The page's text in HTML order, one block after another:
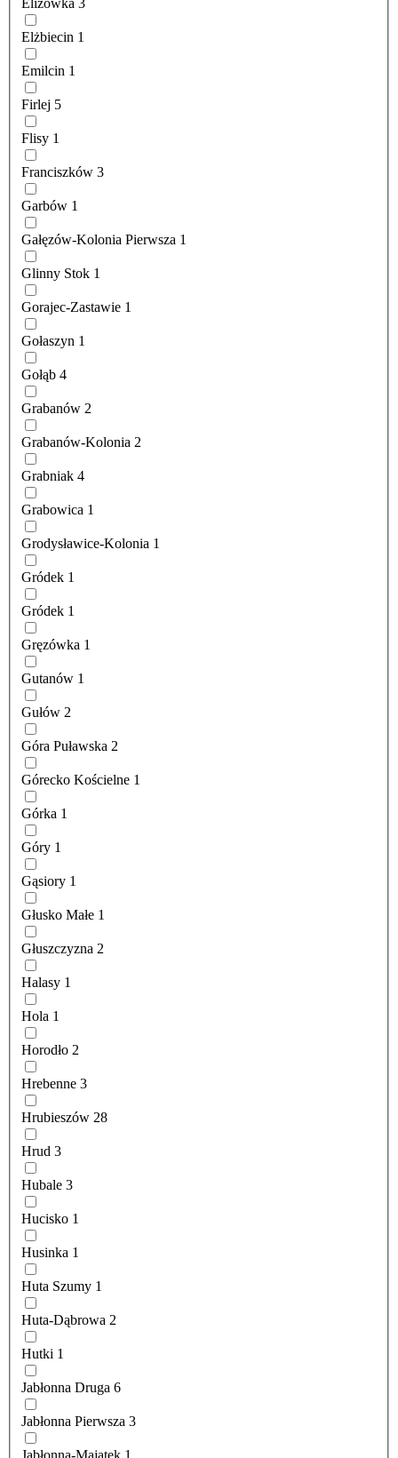
Elizówka 3
Elżbiecin 1
Emilcin 1
Firlej 5
Flisy 1
Franciszków 3
Garbów 1
Gałęzów-Kolonia Pierwsza 1
Glinny Stok 1
Gorajec-Zastawie 1
Gołaszyn 1
Gołąb 4
Grabanów 2
Grabanów-Kolonia 2
Grabniak 4
Grabowica 1
Grodysławice-Kolonia 1
Gródek 1
Gródek 1
Gręzówka 1
Gutanów 1
Gułów 2
Góra Puławska 2
Górecko Kościelne 1
Górka 1
Góry 1
Gąsiory 1
Głusko Małe 1
Głuszczyzna 2
Halasy 1
Hola 1
Horodło 2
Hrebenne 3
Hrubieszów 28
Hrud 3
Hubale 3
Hucisko 1
Husinka 1
Huta Szumy 1
Huta-Dąbrowa 2
Hutki 1
Jabłonna Druga 6
Jabłonna Pierwsza 3